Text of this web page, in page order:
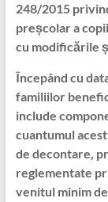
248/2015
preșcolar a
cu modificările
Începând cu
familiilor
include
cuantumul
de decontare,
reglementate
venitul minim